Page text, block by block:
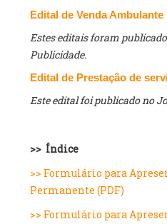
Edital de Venda
Estes editais foram
Publicidade.
Edital de Prestação de
Este edital foi publicado no
>> Índice
>> Formulário para
Permanente (PDF)
>> Formulário para